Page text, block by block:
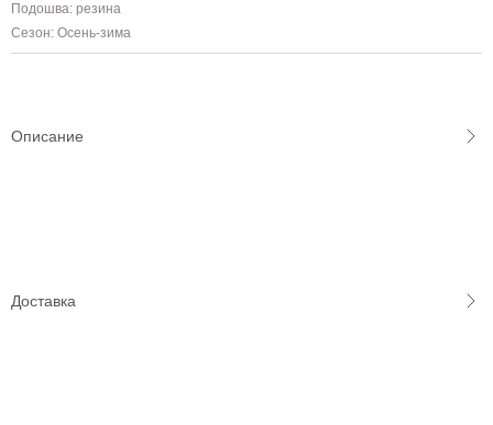
Подошва: резина
Сезон: Осень-зима
Описание
Доставка